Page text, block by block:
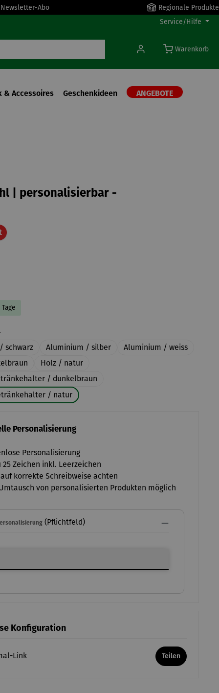
Abo
Regionale Produkte
Service/Hilfe
Warenkorb
& Accessoires Geschenkideen ANGEBOTE
| personalisierbar -
Rabatt
auswählen
schwarz Aluminium / silber
Aluminium / weiss
Holz / natur
/ dunkelbraun
/ natur
Personalisierung
Personalisierung
25 Zeichen inkl. Leerzeichen
korrekte Schreibweise achten
von personalisierten Produkten möglich
(Pflichtfeld)
Konfiguration
Link Teilen